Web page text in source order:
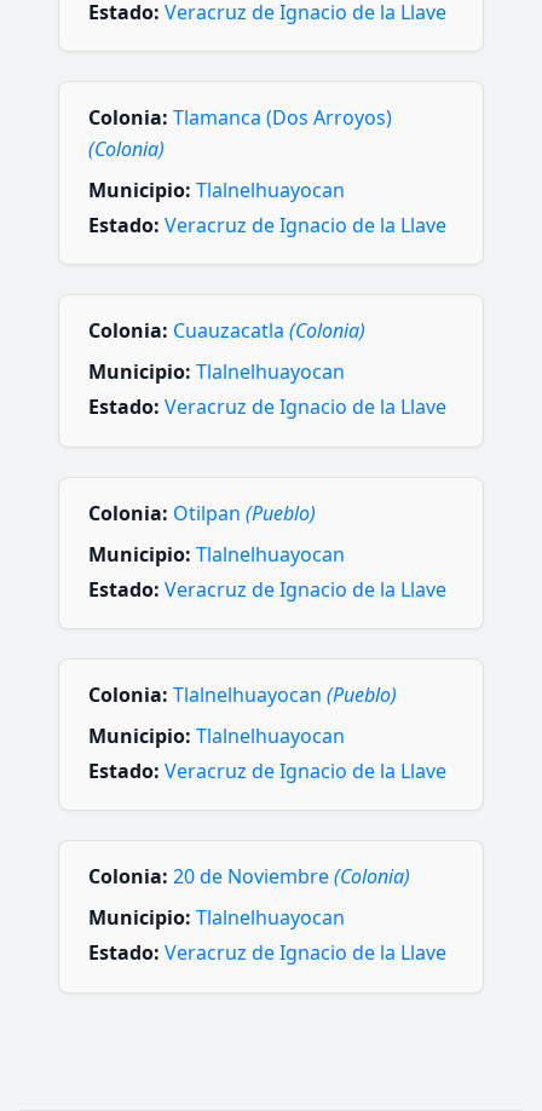
Estado: Veracruz de Ignacio de la Llave
Colonia: Tlamanca (Dos Arroyos)
(Colonia)
Municipio: Tlalnelhuayocan
Estado: Veracruz de Ignacio de la Llave
Colonia: Cuauzacatla (Colonia)
Municipio: Tlalnelhuayocan
Estado: Veracruz de Ignacio de la Llave
Colonia: Otilpan (Pueblo)
Municipio: Tlalnelhuayocan
Estado: Veracruz de Ignacio de la Llave
Colonia: Tlalnelhuayocan (Pueblo)
Municipio: Tlalnelhuayocan
Estado: Veracruz de Ignacio de la Llave
Colonia: 20 de Noviembre(Colonia)
Municipio: Tlalnelhuayocan
Estado: Veracruz de Ignacio de la Llave